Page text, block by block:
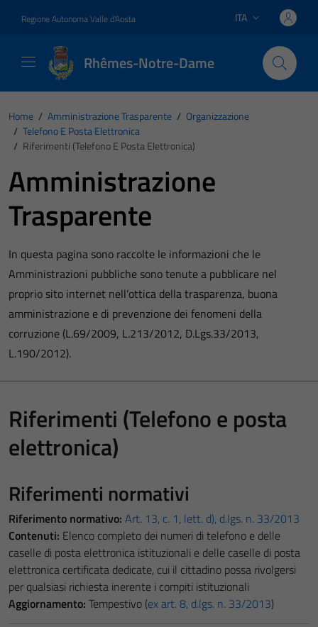
Regione Autonoma Valle d'Aosta Lingua attiva:
ITA
Rhêmes-Notre-Dame
Home / Amministrazione Trasparente / Organizzazione
/ Telefono E Posta Elettronica
/ Riferimenti (Telefono E Posta Elettronica)
Amministrazione
Trasparente
In questa pagina sono raccolte le informazioni che le
Amministrazioni pubbliche sono tenute a pubblicare nel
proprio sito internet nell’ottica della trasparenza, buona
amministrazione e di prevenzione dei fenomeni della
corruzione (L.69/2009, L.213/2012, D.Lgs.33/2013,
L.190/2012).
Riferimenti (Telefono e posta
elettronica)
Riferimenti normativi
Riferimento normativo: Art. 13, c. 1, lett. d), d.lgs. n. 33/2013
Contenuti: Elenco completo dei numeri di telefono e delle
caselle di posta elettronica istituzionali e delle caselle di posta
elettronica certificata dedicate, cui il cittadino possa rivolgersi
per qualsiasi richiesta inerente i compiti istituzionali
Aggiornamento: Tempestivo (ex art. 8, d.lgs. n. 33/2013)